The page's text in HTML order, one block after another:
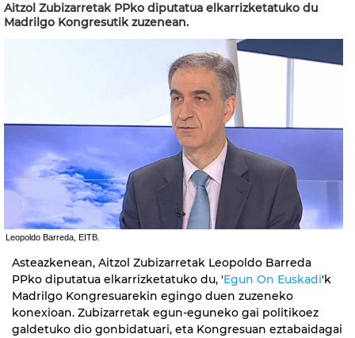
Aitzol Zubizarretak PPko diputatua elkarrizketatuko du
Madrilgo Kongresutik zuzenean.
Leopoldo Barreda, EITB.
Asteazkenean, Aitzol Zubizarretak Leopoldo Barreda
PPko diputatua elkarrizketatuko du, 'Egun On Euskadi'k
Madrilgo Kongresuarekin egingo duen zuzeneko
konexioan. Zubizarretak egun-eguneko gai politikoez
galdetuko dio gonbidatuari, eta Kongresuan eztabaidagai